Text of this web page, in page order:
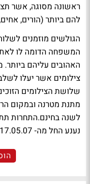
ראשונה מסוגה, אשר
להם ביותר (הורים,
הגולשים מוזמנים
המשפחה הדומה לו
צילומים אשר יעלו
שלושת הצילומים
מתנת מטרנה ובמקום
לשנה בחינם.התחרות
נענע החל מה- 17.05.07 במשך כחודש.